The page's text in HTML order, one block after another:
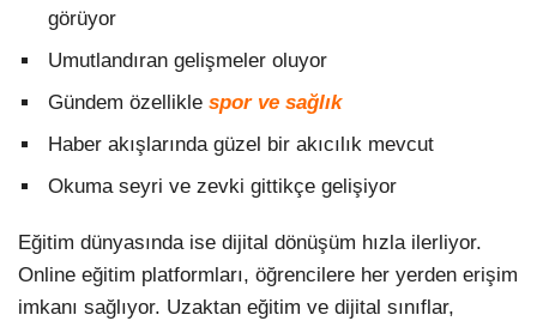
görüyor
Umutlandıran gelişmeler oluyor
Gündem özellikle spor ve sağlık
Haber akışlarında güzel bir akıcılık mevcut
Okuma seyri ve zevki gittikçe gelişiyor
Eğitim dünyasında ise dijital dönüşüm hızla ilerliyor.
Online eğitim platformları, öğrencilere her yerden erişim
imkanı sağlıyor. Uzaktan eğitim ve dijital sınıflar,